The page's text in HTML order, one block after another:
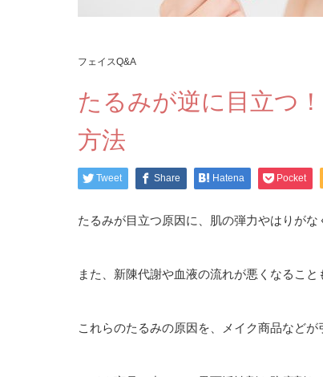
フェイスQ&A
たるみが逆に目立つ
方法
Tweet Share Hatena Pocket
たるみが目立つ原因に、肌の弾力やはりがな
また、新陳代謝や血液の流れが悪くなること
これらのたるみの原因を、メイク商品などが